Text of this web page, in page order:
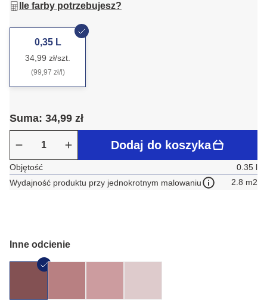
Ile farby potrzebujesz?
0,35 L
34,99 zł/szt.
(99,97 zł/l)
Suma: 34,99 zł
Dodaj do koszyka
Objętość
0.35 l
Wydajność produktu przy jednokrotnym malowaniu
2.8 m2
Inne odcienie